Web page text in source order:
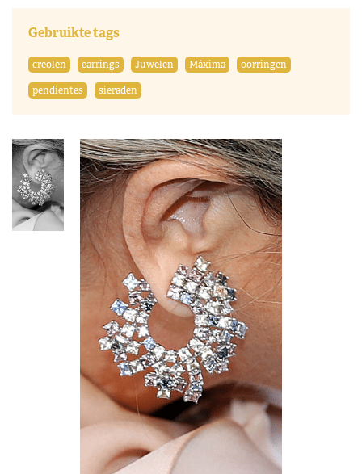
Gebruikte tags
creolen earrings Juwelen Máxima
oorringen
pendientes
sieraden